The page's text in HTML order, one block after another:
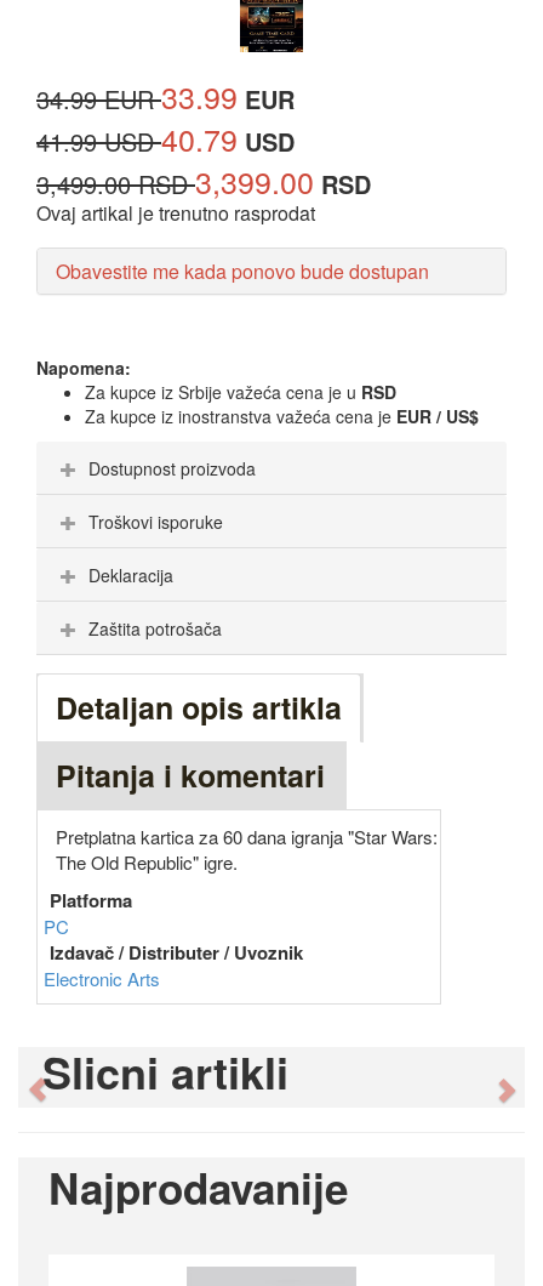
34.99 EUR33.99 EUR
41.99 USD40.79 USD
3,499.00 RSD3,399.00 RSD
Ovaj artikal je trenutno rasprodat
Obavestite me kada ponovo bude dostupan
Napomena:
Za kupce iz Srbije važeća cena je u RSD
Za kupce iz inostranstva važeća cena je EUR / US$
Dostupnost proizvoda
Troškovi isporuke
Deklaracija
Zaštita potrošača
Detaljan opis artikla
Pitanja i komentari
Pretplatna kartica za 60 dana igranja "Star Wars:
The Old Republic" igre.
Platforma
PC
Izdavač / Distributer / Uvoznik
Electronic Arts
Slicni artikli
Previous
Najprodavanije